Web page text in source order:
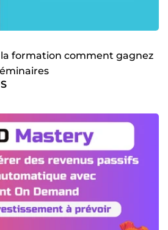
formation comment gagnez